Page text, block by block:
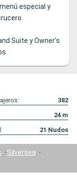
especial y
Suite y Owner's
382
24 m
21 Nudos
Silversea